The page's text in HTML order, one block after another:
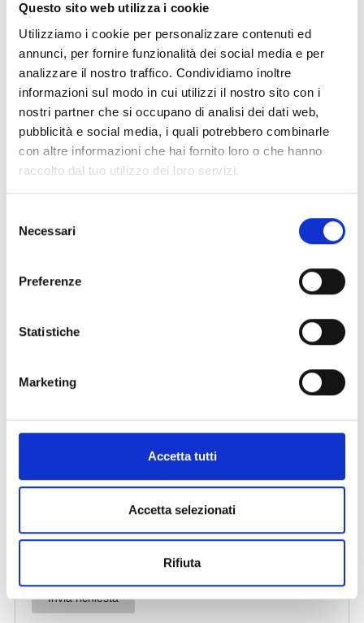
Questo sito web utilizza i cookie
Utilizziamo i cookie per personalizzare contenuti ed
annunci, per fornire funzionalità dei social media e per
analizzare il nostro traffico. Condividiamo inoltre
informazioni sul modo in cui utilizzi il nostro sito con i
nostri partner che si occupano di analisi dei dati web,
pubblicità e social media, i quali potrebbero combinarle
con altre informazioni che hai fornito loro o che hanno
raccolto dal tuo utilizzo dei loro servizi.
delNecessari
Preferenze
Statistiche
Marketing
Accetta tutti
Accetta selezionati
Rifiuta